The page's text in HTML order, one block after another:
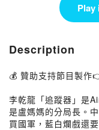
Play
Description
💰 贊助支持節目製作
李乾龍「追蹤器」是
是盧媽媽的分局長。
買國軍，藍白爛戲還